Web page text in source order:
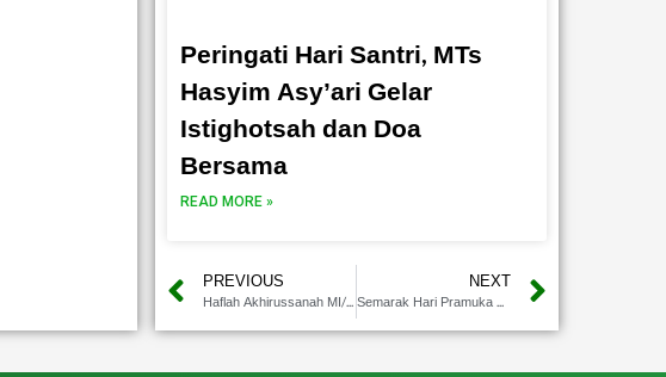
Peringati Hari Santri, MTs
Hasyim Asy’ari Gelar
Istighotsah dan Doa
Bersama
READ MORE »
PREVIOUS
Haflah Akhirussanah MI/MTs KH. Hasyim Asy’ari Berlangsung Khidmat Dan Penuh Haru
NEXT
Semarak Hari Pramuka ke-64 di MTs Hasyim Asy’ari, Wujudkan Kolaborasi dan Kreativitas Siswa